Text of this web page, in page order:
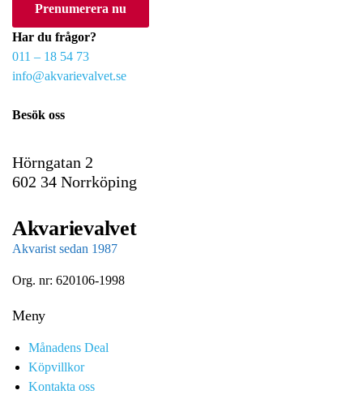
r
Prenumerera nu
Har du frågor?
011 – 18 54 73
info@akvarievalvet.se
Besök oss
Hörngatan 2
602 34 Norrköping
Akvarievalvet
Akvarist sedan 1987
Org. nr: 620106-1998
Meny
Månadens Deal
Köpvillkor
Kontakta oss